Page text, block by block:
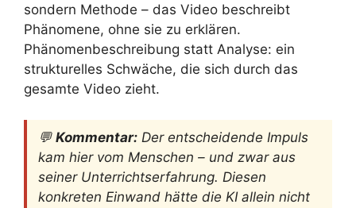
sondern Methode – das Video beschreibt
Phänomene, ohne sie zu erklären.
Phänomenbeschreibung statt Analyse: ein
strukturelles Schwäche, die sich durch das
gesamte Video zieht.
💬 Kommentar: Der entscheidende Impuls
kam hier vom Menschen – und zwar aus
seiner Unterrichtserfahrung. Diesen
konkreten Einwand hätte die KI allein nicht